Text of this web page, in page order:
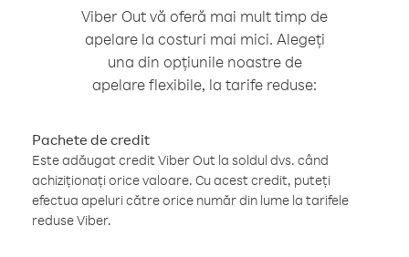
Viber Out vă oferă mai mult timp de
apelare la costuri mai mici. Alegeți
una din opțiunile noastre de
apelare flexibile, la tarife reduse:
Pachete de credit
Este adăugat credit Viber Out la soldul dvs. când
achiziționați orice valoare. Cu acest credit, puteți
efectua apeluri către orice număr din lume la tarifele
reduse Viber.